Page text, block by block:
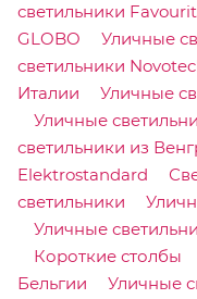
светильники
GLOBO
Уличные
светильники
Италии
Уличные
Уличные
светильники из
Elektrostandard
светильники
Уличные
Короткие столбы
Бельгии
Уличные